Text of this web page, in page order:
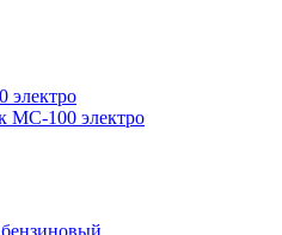
MC-100 электро